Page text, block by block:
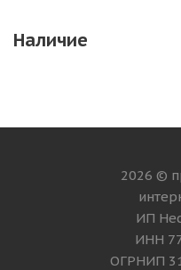
Наличие
2026 ©
ИП
ИНН
ОГРНИП